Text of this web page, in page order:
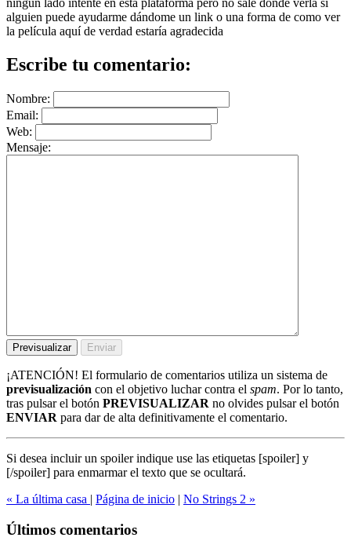
ningún lado intente en esta plataforma pero no sale donde verla si
alguien puede ayudarme dándome un link o una forma de como ver
la película aquí de verdad estaría agradecida
Escribe tu comentario:
Nombre:
Email:
Web:
Mensaje:
¡ATENCIÓN! El formulario de comentarios utiliza un sistema de
previsualización con el objetivo luchar contra el spam. Por lo tanto,
tras pulsar el botón PREVISUALIZAR no olvides pulsar el botón
ENVIAR para dar de alta definitivamente el comentario.
Si desea incluir un spoiler indique use las etiquetas [spoiler] y
[/spoiler] para enmarmar el texto que se ocultará.
« La última casa | Página de inicio | No Strings 2 »
Últimos comentarios